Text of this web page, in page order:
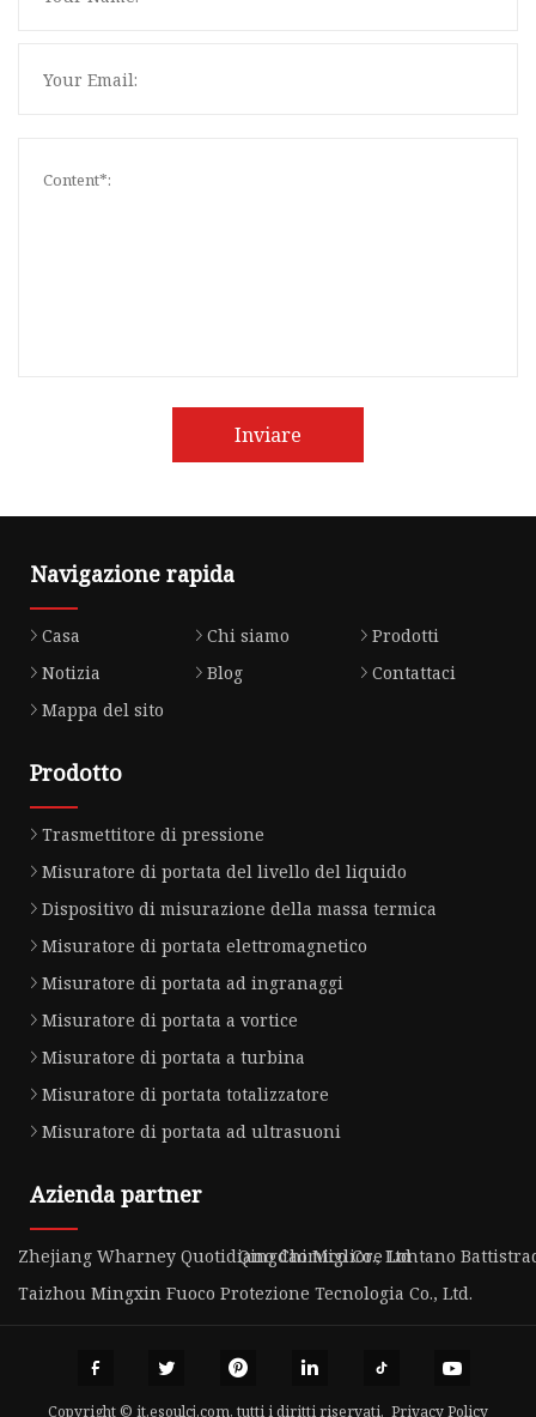
Inviare
Navigazione rapida
Casa Chi siamo
Prodotti
Notizia
Blog
Contattaci
Mappa del sito
Prodotto
Trasmettitore di pressione
Misuratore di portata del livello del liquido
Dispositivo di misurazione della massa termica
Misuratore di portata elettromagnetico
Misuratore di portata ad ingranaggi
Misuratore di portata a vortice
Misuratore di portata a turbina
Misuratore di portata totalizzatore
Misuratore di portata ad ultrasuoni
Azienda partner
Zhejiang Wharney Quotidiano Chimico Co., Ltd
Qingdao Migliore Lontano
Taizhou Mingxin Fuoco Protezione Tecnologia Co., Ltd.
Copyright © it.esoulcj.com, tutti i diritti riservati. Privacy Policy